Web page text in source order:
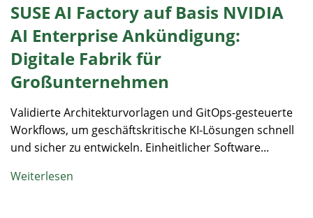
SUSE AI Factory auf Basis NVIDIA
AI Enterprise Ankündigung:
Digitale Fabrik für
Großunternehmen
Validierte Architekturvorlagen und GitOps-gesteuerte
Workflows, um geschäftskritische KI-Lösungen schnell
und sicher zu entwickeln. Einheitlicher Software...
Weiterlesen